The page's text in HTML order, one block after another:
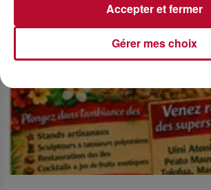
Gérer mes choix
Accepter et fermer